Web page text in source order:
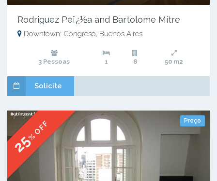
Rodriguez Peï¿½a and Bartolome Mitre
Downtown: Congreso, Buenos Aires
3 Pessoas 1 8 50 m2
Solicite
Preço
25
% OFF